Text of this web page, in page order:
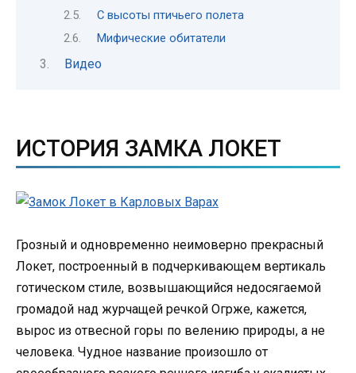
С высоты птичьего полета
Мифические обитатели
Видео
ИСТОРИЯ ЗАМКА ЛОКЕТ
Грозный и одновременно неимоверно прекрасный
Локет, построенный в подчеркивающем вертикаль
готическом стиле, возвышающийся недосягаемой
громадой над журчащей речкой Огрже, кажется,
вырос из отвесной горы по велению природы, а не
человека. Чудное название произошло от